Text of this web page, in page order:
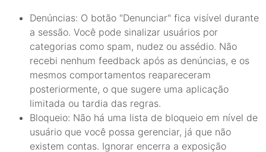
Denúncias: O botão "Denunciar" fica visível durante
a sessão. Você pode sinalizar usuários por
categorias como spam, nudez ou assédio. Não
recebi nenhum feedback após as denúncias, e os
mesmos comportamentos reapareceram
posteriormente, o que sugere uma aplicação
limitada ou tardia das regras.
Bloqueio: Não há uma lista de bloqueio em nível de
usuário que você possa gerenciar, já que não
existem contas. Ignorar encerra a exposição